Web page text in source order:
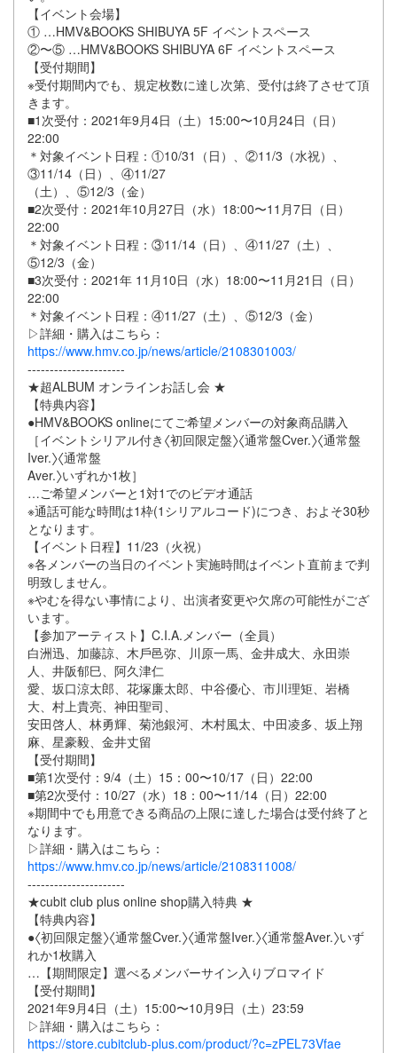
【イベント会場】
① …HMV&BOOKS SHIBUYA 5F イベントスペース
②〜⑤ …HMV&BOOKS SHIBUYA 6F イベントスペース
【受付期間】
※受付期間内でも、規定枚数に達し次第、受付は終了させて頂
きます。
■1次受付：2021年9⽉4⽇（⼟）15:00〜10⽉24⽇（⽇）
22:00
＊対象イベント⽇程：①10/31（⽇）、②11/3（⽔祝）、
③11/14（⽇）、④11/27
（⼟）、⑤12/3（⾦）
■2次受付：2021年10⽉27⽇（⽔）18:00〜11⽉7⽇（⽇）
22:00
＊対象イベント⽇程：③11/14（⽇）、④11/27（⼟）、
⑤12/3（⾦）
■3次受付：2021年 11⽉10⽇（⽔）18:00〜11⽉21⽇（⽇）
22:00
＊対象イベント⽇程：④11/27（⼟）、⑤12/3（⾦）
▷詳細・購⼊はこちら：
https://www.hmv.co.jp/news/article/2108301003/
----------------------
★超ALBUM オンラインお話し会 ★
【特典内容】
●HMV&BOOKS onlineにてご希望メンバーの対象商品購⼊
［イベントシリアル付き〈初回限定盤〉〈通常盤Cver.〉〈通常盤
Iver.〉〈通常盤
Aver.〉いずれか1枚］
…ご希望メンバーと1対1でのビデオ通話
※通話可能な時間は1枠(1シリアルコード)につき、およそ30秒
となります。
【イベント⽇程】11/23（⽕祝）
※各メンバーの当⽇のイベント実施時間はイベント直前まで判
明致しません。
※やむを得ない事情により、出演者変更や⽋席の可能性がござ
います。
【参加アーティスト】C.I.A.メンバー（全員）
⽩洲迅、加藤諒、⽊⼾⾢弥、川原⼀⾺、⾦井成⼤、永⽥崇
⼈、井阪郁⺒、阿久津仁
愛、坂⼝涼太郎、花塚廉太郎、中⾕優⼼、市川理矩、岩橋
⼤、村上貴亮、神⽥聖司、
安⽥啓⼈、林勇輝、菊池銀河、⽊村⾵太、中⽥凌多、坂上翔
⿇、星豪毅、⾦井丈留
【受付期間】
■第1次受付：9/4（⼟）15：00〜10/17（⽇）22:00
■第2次受付：10/27（⽔）18：00〜11/14（⽇）22:00
※期間中でも⽤意できる商品の上限に達した場合は受付終了と
なります。
▷詳細・購⼊はこちら：
https://www.hmv.co.jp/news/article/2108311008/
----------------------
★cubit club plus online shop購⼊特典 ★
【特典内容】
●〈初回限定盤〉〈通常盤Cver.〉〈通常盤Iver.〉〈通常盤Aver.〉いず
れか1枚購⼊
…【期間限定】選べるメンバーサイン⼊りブロマイド
【受付期間】
2021年9⽉4⽇（⼟）15:00〜10⽉9⽇（⼟）23:59
▷詳細・購⼊はこちら：
https://store.cubitclub-plus.com/product/?c=zPEL73Vfae